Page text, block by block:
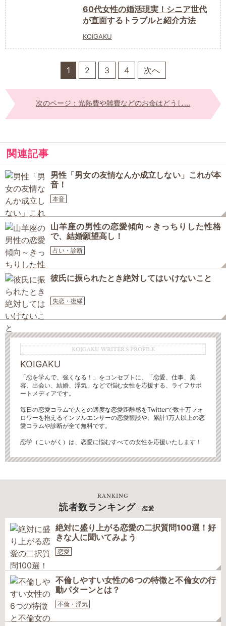
60代女性の婚活現実！シニア世代
が直面するトラブルと紹介方法
KOIGAKU
1 2 3 4 次へ
次のページ：光熱費や雑費などのお金はどうし...
関連記事
男性「男女の友情なんか成立しない」これが本
音！
本音
山羊座の男性の恋愛傾向～きっちりした性格
で、結婚願望高し！
占い・診断
彼氏に振られたとき絶対してはいけないこと
失恋・復縁
KOIGAKU WRITER'S PROFILE
KOIGAKU
「恋を学んで、強くなる！」をコンセプトに、「恋愛、仕事、美
容、出会い、結婚、浮気」などで悩む女性を応援する、ライフサポ
ートメディアです。
毎日の恋愛コラムで人との適度な恋愛距離感をTwitterで数十万フォ
ロワーを抱えるインフルエンサーの恋愛観談や、累計1万人以上の恋
愛コラムや診断が全て無料です。
恋学（こいがく）は、恋愛に悩むすべての女性を応援いたします！
RANKING
読者数ランキング - 恋愛
絶対に盛り上がる恋愛の二択質問100選！好
きな人に聞いてみよう
恋愛
不倫しやすい女性の6つの特徴と不倫女の行
動パターンとは？
不倫・浮気